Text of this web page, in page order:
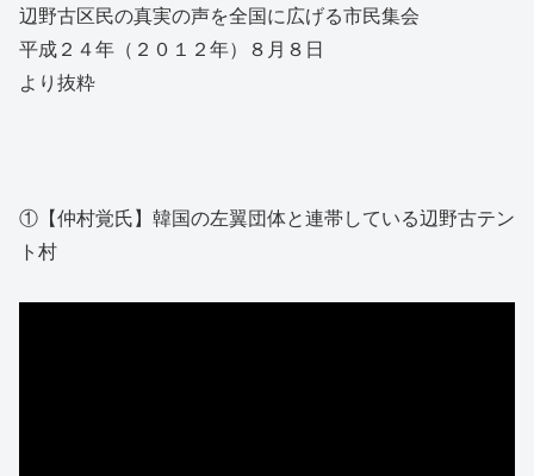
辺野古区民の真実の声を全国に広げる市民集会
平成２４年（２０１２年）８月８日
より抜粋
①【仲村覚氏】韓国の左翼団体と連帯している辺野古テン
ト村